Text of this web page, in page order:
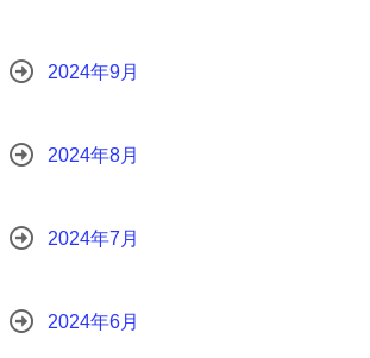
2024年9月
2024年8月
2024年7月
2024年6月